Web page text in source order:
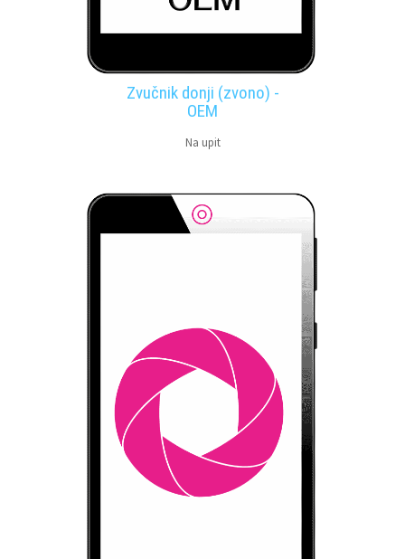
Zvučnik donji (zvono) -
OEM
Na upit